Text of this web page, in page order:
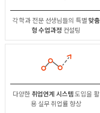
각 학과 전문 선생님들의 특별 맞춤
형 수업과정 컨설팅
다양한취업연계 시스템도입을 활
용실무 취업률 향상